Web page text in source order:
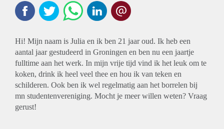
Hi! Mijn naam is Julia en ik ben 21 jaar oud. Ik heb een
aantal jaar gestudeerd in Groningen en ben nu een jaartje
fulltime aan het werk. In mijn vrije tijd vind ik het leuk om te
koken, drink ik heel veel thee en hou ik van teken en
schilderen. Ook ben ik wel regelmatig aan het borrelen bij
mn studentenvereniging. Mocht je meer willen weten? Vraag
gerust!